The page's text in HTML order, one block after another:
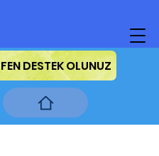
DESTEK OLUNUZ